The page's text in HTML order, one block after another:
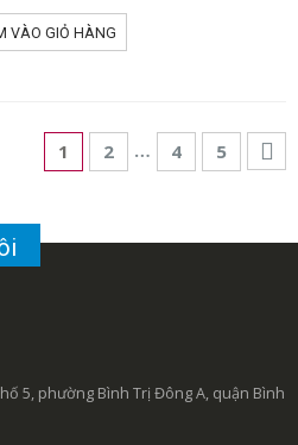
VÀO GIỎ HÀNG
1 2 … 4 5
5, phường Bình Trị Đông A, quận Bình